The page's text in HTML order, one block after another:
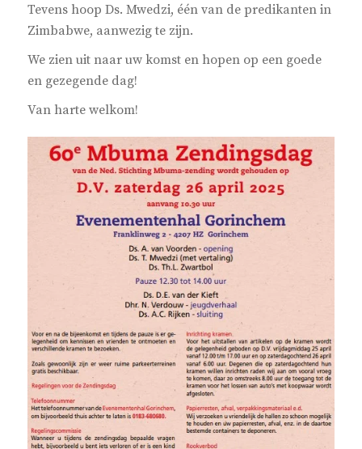
Tevens hoop Ds. Mwedzi, één van de predikanten in
Zimbabwe, aanwezig te zijn.
We zien uit naar uw komst en hopen op een goede
en gezegende dag!
Van harte welkom!